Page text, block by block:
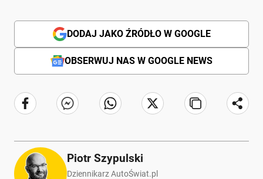
DODAJ JAKO ŹRÓDŁO W GOOGLE
OBSERWUJ NAS W GOOGLE NEWS
Piotr Szypulski
Dziennikarz AutoŚwiat.pl